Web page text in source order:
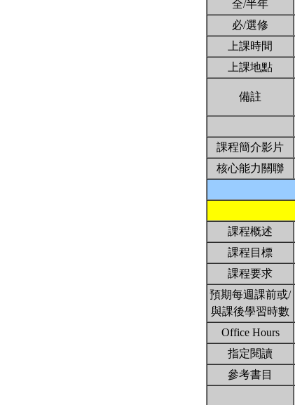
全/半年
必/選修
上課時間
上課地點
備註
課程簡介影片
核心能力關聯
課程概述
課程目標
課程要求
預期每週課前或/
與課後學習時數
Office Hours
指定閱讀
參考書目